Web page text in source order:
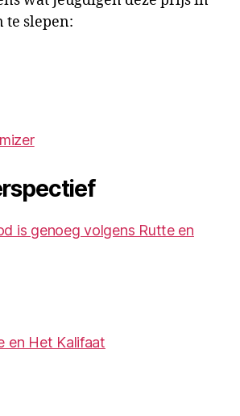
te slepen:
is genoeg volgens Rutte en
en Het Kalifaat